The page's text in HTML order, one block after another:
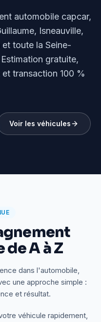
automobile capcar,
Isneauville,
toute la Seine-
gratuite,
transaction 100 %
Voir les véhicules
A à Z
dans l'automobile,
une approche simple :
et résultat.
véhicule rapidement,